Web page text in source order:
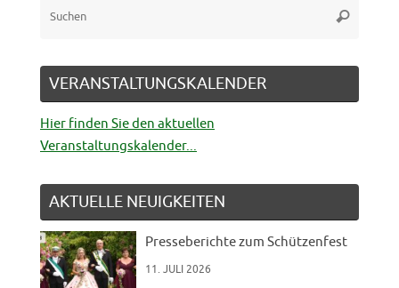
Suchen
VERANSTALTUNGSKALENDER
Hier finden Sie den aktuellen
Veranstaltungskalender...
AKTUELLE NEUIGKEITEN
Presseberichte zum Schützenfest
11. JULI 2026